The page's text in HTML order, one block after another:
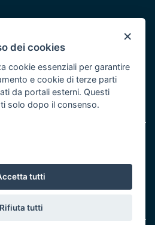
Puglia
del POR Puglia 2014/2020 -
×
dei cookies
cookie essenziali per garantire
e cookie di terze parti
da portali esterni. Questi
solo dopo il consenso.
tutti
Rifiuta tutti